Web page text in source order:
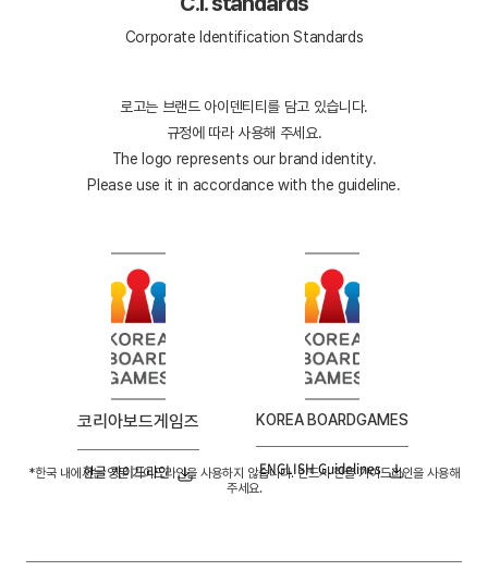
Corporate Identification Standards
로고는 브랜드 아이덴티티를 담고 있습니다.
규정에 따라 사용해 주세요.
The logo represents our brand identity.
Please use it in accordance with the guideline.
코리아보드게임즈
한글 가이드라인
KOREA BOARDGAMES
ENGLISH Guidelines
*한국 내에서는 영문 가이드라인을 사용하지 않습니다. 반드시 한글 가이드라인을 사용해
주세요.